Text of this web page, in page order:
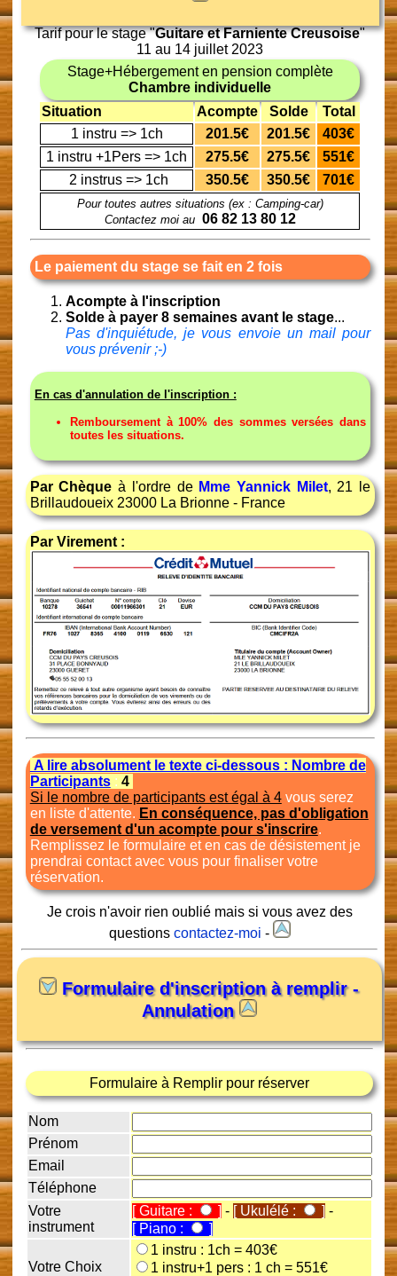
Tarif pour le stage "Guitare et Farniente Creusoise"
11 au 14 juillet 2023
Stage+Hébergement en pension complète
Chambre individuelle
Situation
Acompte Solde
Total
1 instru => 1ch
201.5€ 201.5€
403€
1 instru +1Pers => 1ch
275.5€ 275.5€
551€
2 instrus => 1ch
350.5€ 350.5€ 701€
Pour toutes autres situations (ex : Camping-car)
Contactez moi au 06 82 13 80 12
Le paiement du stage se fait en 2 fois
Acompte à l'inscription
Solde à payer 8 semaines avant le stage...
Pas d'inquiétude, je vous envoie un mail pour
vous prévenir ;-)
En cas d'annulation de l'inscription :
Remboursement à 100% des sommes versées dans
toutes les situations.
Par Chèque à l'ordre de Mme Yannick Milet, 21 le
Brillaudoueix 23000 La Brionne - France
Par Virement :
A lire absolument le texte ci-dessous : Nombre de
Participants: 4
Si le nombre de participants est égal à 4vous serez
en liste d'attente. En conséquence, pas d'obligation
de versement d'un acompte pour s'inscrire.
Remplissez le formulaire et en cas de désistement je
prendrai contact avec vous pour finaliser votre
réservation.
Je crois n'avoir rien oublié mais si vous avez des
questionscontactez-moi -
Formulaire d'inscription à remplir -
Annulation
Formulaire à Remplir pour réserver
Nom
Prénom
Email
Téléphone
Votre
instrument
[ Guitare : ] - [ Ukulélé : ] -
[ Piano :
]
Votre Choix
1 instru : 1ch = 403€
1 instru+1 pers : 1 ch = 551€